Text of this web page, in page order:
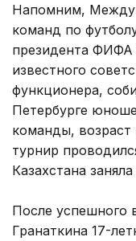
Напомним,
команд по
президента ФИФА
известного
функционера,
Петербурге
команды, возраст
турнир
Казахстана
После успешного
Гранаткина 17-